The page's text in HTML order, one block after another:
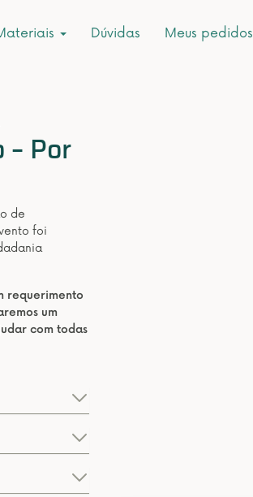
Dúvidas Meus pedidos
– Por
de
foi
requerimento
um
com todas